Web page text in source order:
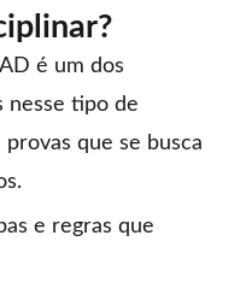
é um dos
nesse tipo de
que se busca
e regras que